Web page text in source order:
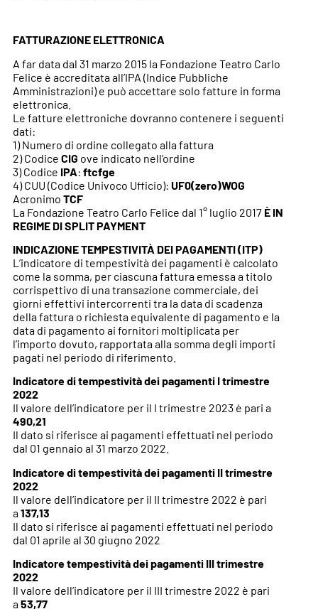
FATTURAZIONE ELETTRONICA
A far data dal 31 marzo 2015 la Fondazione Teatro Carlo
Felice è accreditata all’IPA (Indice Pubbliche
Amministrazioni) e può accettare solo fatture in forma
elettronica.
Le fatture elettroniche dovranno contenere i seguenti
dati:
1) Numero di ordine collegato alla fattura
2) Codice CIG ove indicato nell’ordine
3) Codice IPA: ftcfge
4) CUU (Codice Univoco Ufficio): UF0(zero)WOG
Acronimo TCF
La Fondazione Teatro Carlo Felice dal 1° luglio 2017 È IN
REGIME DI SPLIT PAYMENT
INDICAZIONE TEMPESTIVITÀ DEI PAGAMENTI (ITP)
L’indicatore di tempestività dei pagamenti è calcolato
come la somma, per ciascuna fattura emessa a titolo
corrispettivo di una transazione commerciale, dei
giorni effettivi intercorrenti tra la data di scadenza
della fattura o richiesta equivalente di pagamento e la
data di pagamento ai fornitori moltiplicata per
l’importo dovuto, rapportata alla somma degli importi
pagati nel periodo di riferimento.
Indicatore di tempestività dei pagamenti I trimestre
2022
Il valore dell’indicatore per il I trimestre 2023 è pari a
490,21
Il dato si riferisce ai pagamenti effettuati nel periodo
dal 01 gennaio al 31 marzo 2022.
Indicatore di tempestività dei pagamenti II trimestre
2022
Il valore dell’indicatore per il II trimestre 2022 è pari
a137,13
Il dato si riferisce ai pagamenti effettuati nel periodo
dal 01 aprile al 30 giugno 2022
Indicatore tempestività dei pagamenti III trimestre
2022
Il valore dell’indicatore per il III trimestre 2022 è pari
a53,77